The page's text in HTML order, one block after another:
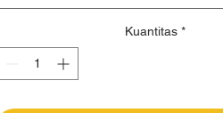
Kuantitas *